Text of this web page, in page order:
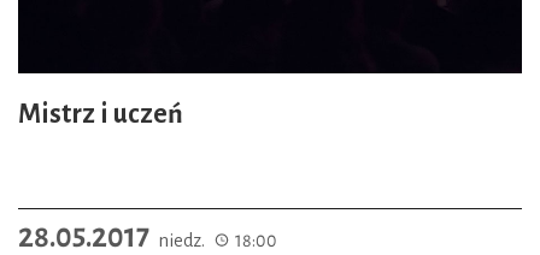
Mistrz i uczeń
28.05.2017 niedz.
18:00